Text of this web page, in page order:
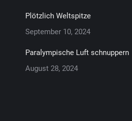
Plötzlich Weltspitze
September 10, 2024
Paralympische Luft schnuppern
August 28, 2024